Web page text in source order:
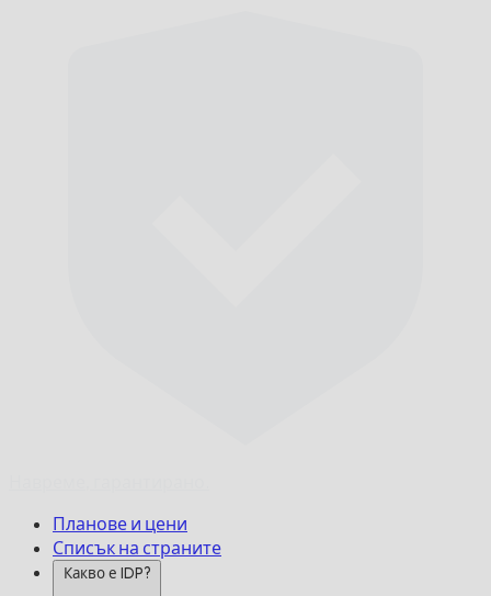
Планове и цени
Списък на страните
Какво е IDP?